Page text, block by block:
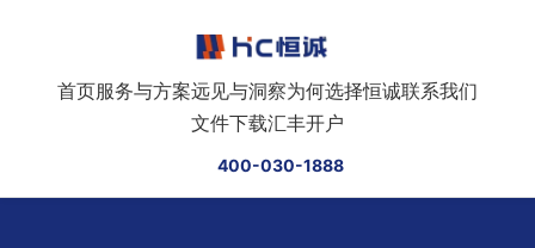
首页服务与方案远见与洞察为何选择恒诚联系我们
文件下载汇丰开户
400-030-1888